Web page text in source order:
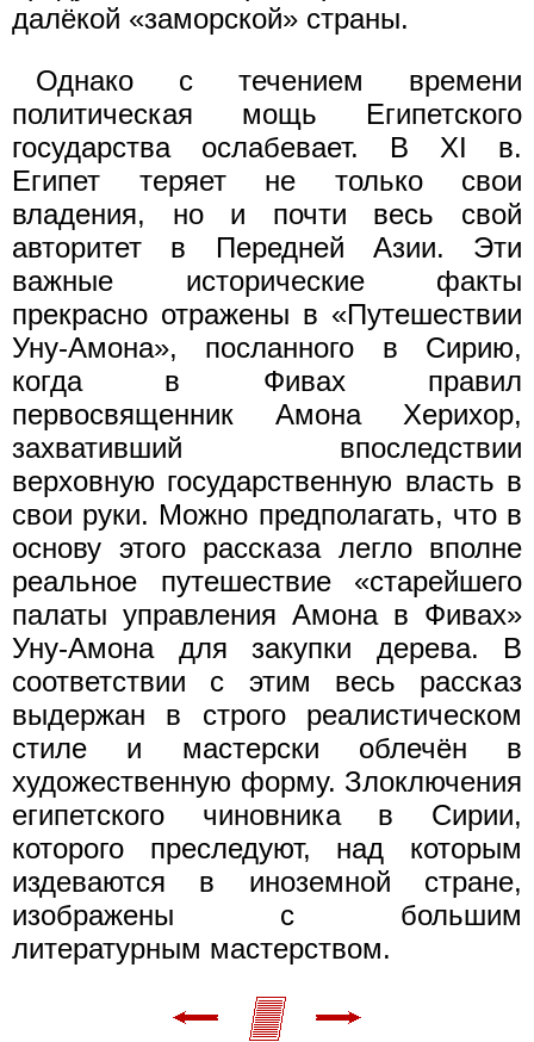
далёкой «заморской» страны.
Однако с течением времени
политическая мощь Египетского
государства ослабевает. В XI в.
Египет теряет не только свои
владения, но и почти весь свой
авторитет в Передней Азии. Эти
важные исторические факты
прекрасно отражены в «Путешествии
Уну-Амона», посланного в Сирию,
когда в Фивах правил
первосвященник Амона Херихор,
захвативший впоследствии
верховную государственную власть в
свои руки. Можно предполагать, что в
основу этого рассказа легло вполне
реальное путешествие «старейшего
палаты управления Амона в Фивах»
Уну-Амона для закупки дерева. В
соответствии с этим весь рассказ
выдержан в строго реалистическом
стиле и мастерски облечён в
художественную форму. Злоключения
египетского чиновника в Сирии,
которого преследуют, над которым
издеваются в иноземной стране,
изображены с большим
литературным мастерством.